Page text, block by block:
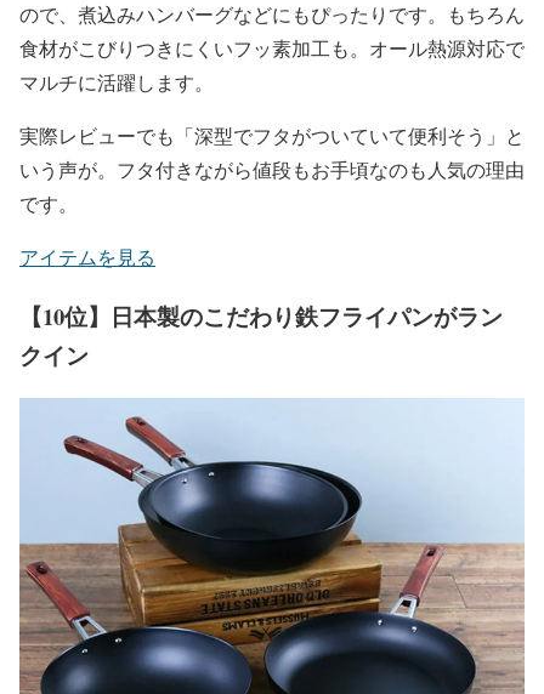
ので、煮込みハンバーグなどにもぴったりです。もちろん
食材がこびりつきにくいフッ素加工も。オール熱源対応で
マルチに活躍します。
実際レビューでも「深型でフタがついていて便利そう」と
いう声が。フタ付きながら値段もお手頃なのも人気の理由
です。
アイテムを見る
【10位】日本製のこだわり鉄フライパンがラン
クイン